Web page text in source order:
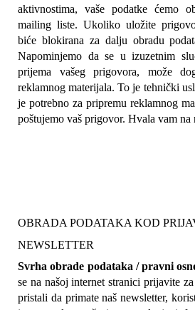
aktivnostima, vaše podatke ćemo
mailing liste. Ukoliko uložite
biće blokirana za dalju obradu
Napominjemo da se u izuzetnim
prijema vašeg prigovora, može
reklamnog materijala. To je tehnički
je potrebno za pripremu reklamnog
poštujemo vaš prigovor. Hvala vam na
OBRADA PODATAKA KOD
NEWSLETTER
Svrha obrade podataka / pravni
se na našoj internet stranici prijavite
pristali da primate naš newsletter,